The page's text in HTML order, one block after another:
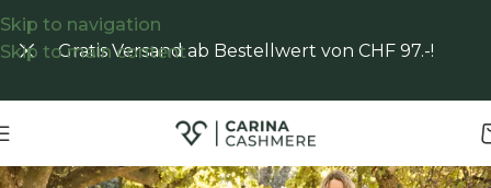
Skip to navigation
Skip to main content
Gratis Versand ab Bestellwert von CHF 97.-!